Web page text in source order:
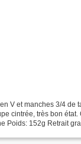
V et manches 3/4 de
cintrée, très bon état.
Poids: 152g Retrait